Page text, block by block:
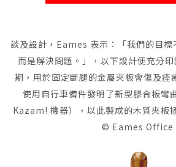
談及設計，Eames 表示：「我們的目標
而是解決問題。」，以下設計便充分
期，用於固定斷腿的金屬夾板會傷及痊
使用自行車備件發明了新型膠合板彎
Kazam! 機器），以此製成的木質夾板
© Eames Office